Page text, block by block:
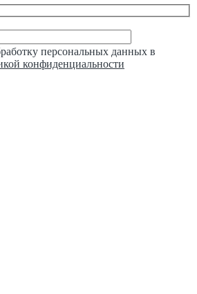
персональных данных в
конфиденциальности